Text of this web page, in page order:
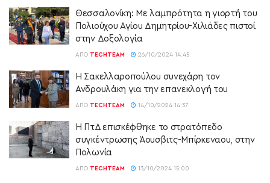
Θεσσαλονίκη: Με λαμπρότητα η γιορτή του
Πολιούχου Αγίου Δημητρίου-Χιλιάδες πιστοί
στην Δοξολογία
ΑΠΌ TECHTEAM 26/10/2024 14:45
Η Σακελλαροπούλου συνεχάρη τον
Ανδρουλάκη για την επανεκλογή του
ΑΠΌ TECHTEAM 14/10/2024 14:37
H ΠτΔ επισκέφθηκε το στρατόπεδο
συγκέντρωσης Άουσβιτς-Μπίρκεναου, στην
Πολωνία
ΑΠΌ TECHTEAM 13/10/2024 15:00